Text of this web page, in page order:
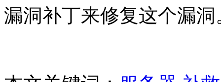
漏洞补丁来修复这个漏洞